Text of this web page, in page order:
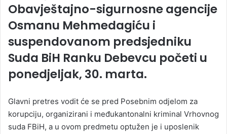
Obavještajno-sigurnosne agencije
Osmanu Mehmedagiću i
suspendovanom predsjedniku
Suda BiH Ranku Debevcu početi u
ponedjeljak, 30. marta.
Glavni pretres vodit će se pred Posebnim odjelom za
korupciju, organizirani i međukantonalni kriminal Vrhovnog
suda FBiH, a u ovom predmetu optužen je i uposlenik